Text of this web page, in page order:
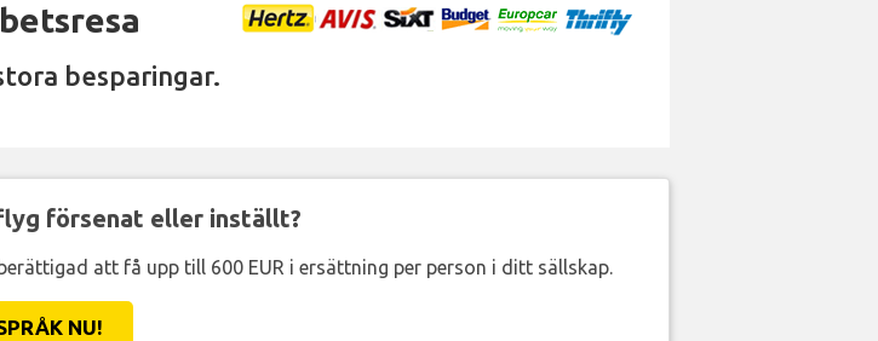
besparingar.
försenat eller inställt?
att få upp till 600 EUR i ersättning per person i ditt sällskap.
NU!